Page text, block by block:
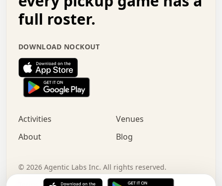
.   :   .   .   .   .   .   .   .   .   o   .   .
.   .   x   .   .   .   .   .   .   :   .   .   o
.   .   .   .   :   .   .   .   .   o   .   .   .
.   .   .   .   .   .   .   :   .   .   .   .   .
.   .   .   .   .   .   .   +   .   .   x   .   .
.   .   .   .   .   :   +   .   .   .   .   .   o
.   .   .   .   .   .   .   .   .   .   .   .   .
.   .   :   o   .   .   .   .   .   .   .   +   .
.   o   .   .   .   .   x   .   .   .   .   .   .
+   .   o   .   .   .   .   o   .   .   .   .
.   +   .   .   .   .   .   .   .   .   :   .   x
.   .   .   .   .   .   .   .   .   .   .   .   .   .
full roster.
DOWNLOAD NOCKOUT
Activities
Venues
About
Blog
© 2026 Agentic Labs Inc. All rights reserved.